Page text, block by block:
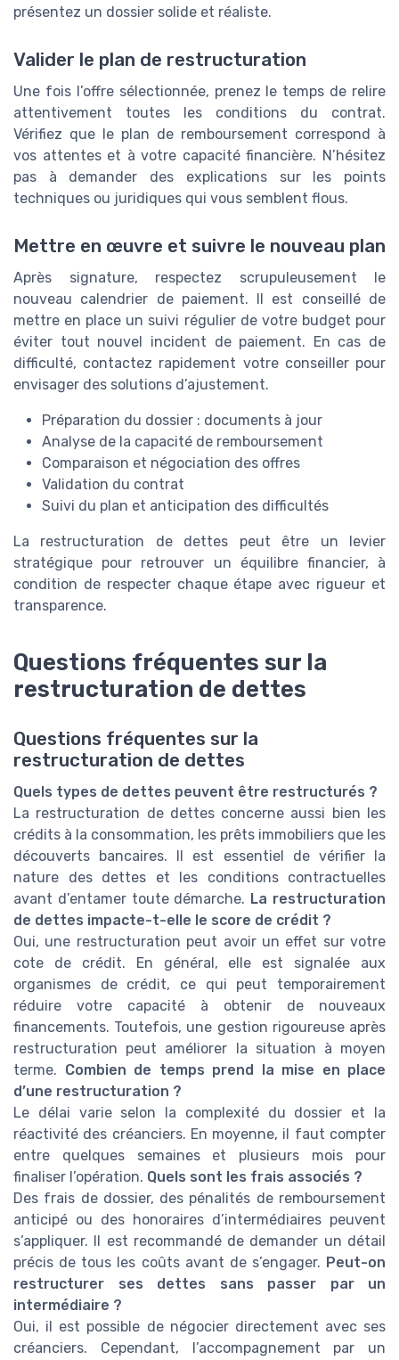
présentez un dossier solide et réaliste.
Valider le plan de restructuration
Une fois l’offre sélectionnée, prenez le temps de relire
attentivement toutes les conditions du contrat.
Vérifiez que le plan de remboursement correspond à
vos attentes et à votre capacité financière. N’hésitez
pas à demander des explications sur les points
techniques ou juridiques qui vous semblent flous.
Mettre en œuvre et suivre le nouveau plan
Après signature, respectez scrupuleusement le
nouveau calendrier de paiement. Il est conseillé de
mettre en place un suivi régulier de votre budget pour
éviter tout nouvel incident de paiement. En cas de
difficulté, contactez rapidement votre conseiller pour
envisager des solutions d’ajustement.
Préparation du dossier : documents à jour
Analyse de la capacité de remboursement
Comparaison et négociation des offres
Validation du contrat
Suivi du plan et anticipation des difficultés
La restructuration de dettes peut être un levier
stratégique pour retrouver un équilibre financier, à
condition de respecter chaque étape avec rigueur et
transparence.
Questions fréquentes sur la
restructuration de dettes
Questions fréquentes sur la
restructuration de dettes
Quels types de dettes peuvent être restructurés ?
La restructuration de dettes concerne aussi bien les
crédits à la consommation, les prêts immobiliers que les
découverts bancaires. Il est essentiel de vérifier la
nature des dettes et les conditions contractuelles
avant d’entamer toute démarche. La restructuration
de dettes impacte-t-elle le score de crédit ?
Oui, une restructuration peut avoir un effet sur votre
cote de crédit. En général, elle est signalée aux
organismes de crédit, ce qui peut temporairement
réduire votre capacité à obtenir de nouveaux
financements. Toutefois, une gestion rigoureuse après
restructuration peut améliorer la situation à moyen
terme. Combien de temps prend la mise en place
d’une restructuration ?
Le délai varie selon la complexité du dossier et la
réactivité des créanciers. En moyenne, il faut compter
entre quelques semaines et plusieurs mois pour
finaliser l’opération. Quels sont les frais associés ?
Des frais de dossier, des pénalités de remboursement
anticipé ou des honoraires d’intermédiaires peuvent
s’appliquer. Il est recommandé de demander un détail
précis de tous les coûts avant de s’engager. Peut-on
restructurer ses dettes sans passer par un
intermédiaire ?
Oui, il est possible de négocier directement avec ses
créanciers. Cependant, l’accompagnement par un